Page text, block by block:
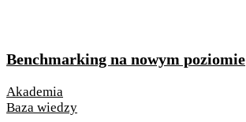
Benchmarking na nowym poziomie
Akademia
Baza wiedzy